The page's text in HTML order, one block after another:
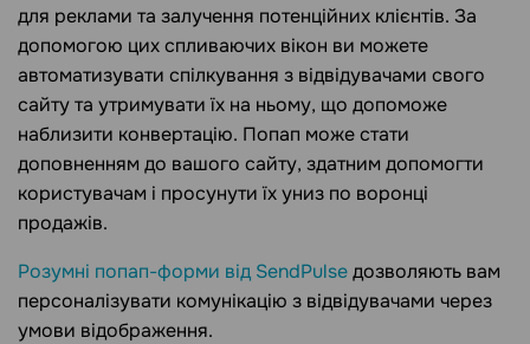
для реклами та залучення потенційних клієнтів. За
допомогою цих спливаючих вікон ви можете
автоматизувати спілкування з відвідувачами свого
сайту та утримувати їх на ньому, що допоможе
наблизити конвертацію. Попап може стати
доповненням до вашого сайту, здатним допомогти
користувачам і просунути їх униз по воронці
продажів.
Розумні попап-форми від SendPulseдозволяють вам
персоналізувати комунікацію з відвідувачами через
умови відображення.